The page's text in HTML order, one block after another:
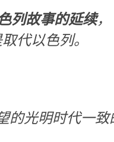
列故事的延续，
代以色列。
的光明时代一致